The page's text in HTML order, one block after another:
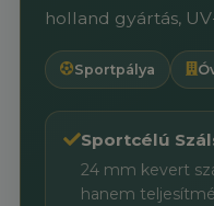
holland gyártás,
Sportpálya
Sportcélú
24 mm kevert
hanem